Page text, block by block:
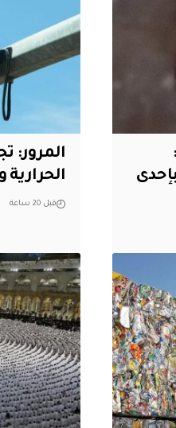
الحرارية ونصب 20
قبل 20 ساعة